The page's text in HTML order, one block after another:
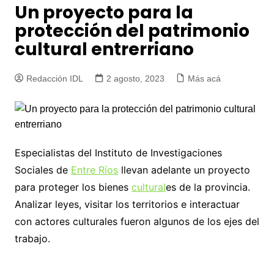
Un proyecto para la
protección del patrimonio
cultural entrerriano
Redacción IDL 2 agosto, 2023 Más acá
Especialistas del Instituto de Investigaciones
Sociales de Entre Ríosllevan adelante un proyecto
para proteger los bienes culturales de la provincia.
Analizar leyes, visitar los territorios e interactuar
con actores culturales fueron algunos de los ejes del
trabajo.